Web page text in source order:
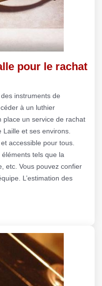
pour le rachat
instruments de
à un luthier
place un service de rachat
et ses environs.
accessible pour tous.
tels que la
etc. Vous pouvez confier
L’estimation des